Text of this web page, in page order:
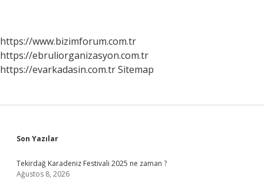
https://www.bizimforum.com.tr
https://ebruliorganizasyon.com.tr
https://evarkadasin.com.trSitemap
Sidebar
Son Yazılar
Tekirdağ Karadeniz Festivali 2025 ne zaman ?
Ağustos 8, 2026